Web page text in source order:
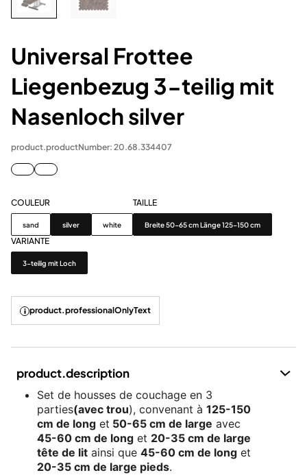
Universal Frottee
Liegenbezug 3-teilig mit
Nasenloch silver
product.productNumber: 20.68.334407
COULEUR
Couleur
sand silver white
TAILLE
Taille
Breite 50-65 cm Länge 125-150 cm
VARIANTE
Variante
3-teilig mit Loch
product.professionalOnlyText
product.description
Set de housses de couchage en 3
parties(avec trou), convenant à 125-150
cm de long et 50-65 cm de large avec
45-60 cm de long et 20-35 cm de large
tête de lit ainsi que 45-60 cm de long et
20-35 cm de large pieds.